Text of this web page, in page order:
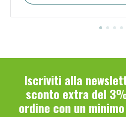
Iscriviti alla
sconto extra del
ordine con un